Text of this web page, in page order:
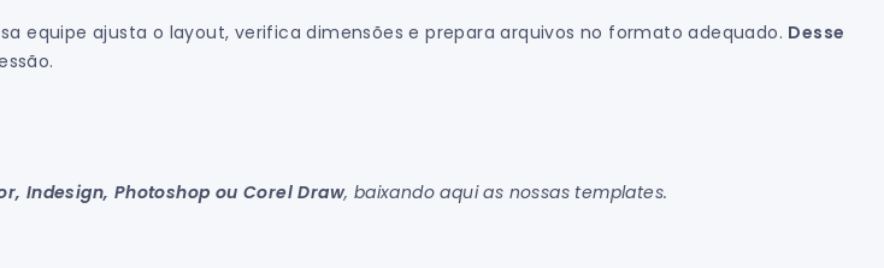
equipe ajusta o layout, verifica dimensões e prepara arquivos no formato adequado. Desse
Indesign, Photoshop ou Corel Draw, baixando aqui as nossas templates.